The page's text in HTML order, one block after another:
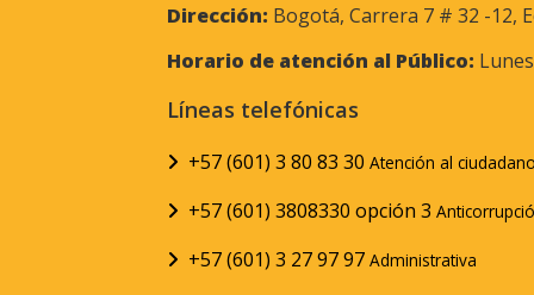
Dirección: Bogotá, Carrera 7 # 32 -12,
Horario de atención al Público:
Líneas telefónicas
+57 (601) 3 80 83 30 Atención al
+57 (601) 3808330 opción 3
+57 (601) 3 27 97 97 Administrativa